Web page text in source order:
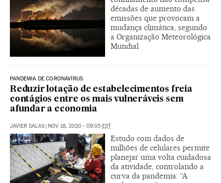
décadas de aumento das
emissões que provocam a
mudança climática, segundo
a Organização Meteorológica
Mundial
PANDEMIA DE CORONAVÍRUS
Reduzir lotação de estabelecimentos freia
contágios entre os mais vulneráveis sem
afundar a economia
JAVIER SALAS | NOV 18, 2020 - 09:05 EST
Estudo com dados de
milhões de celulares permite
planejar uma volta cuidadosa
da atividade, controlando a
curva da pandemia: “A